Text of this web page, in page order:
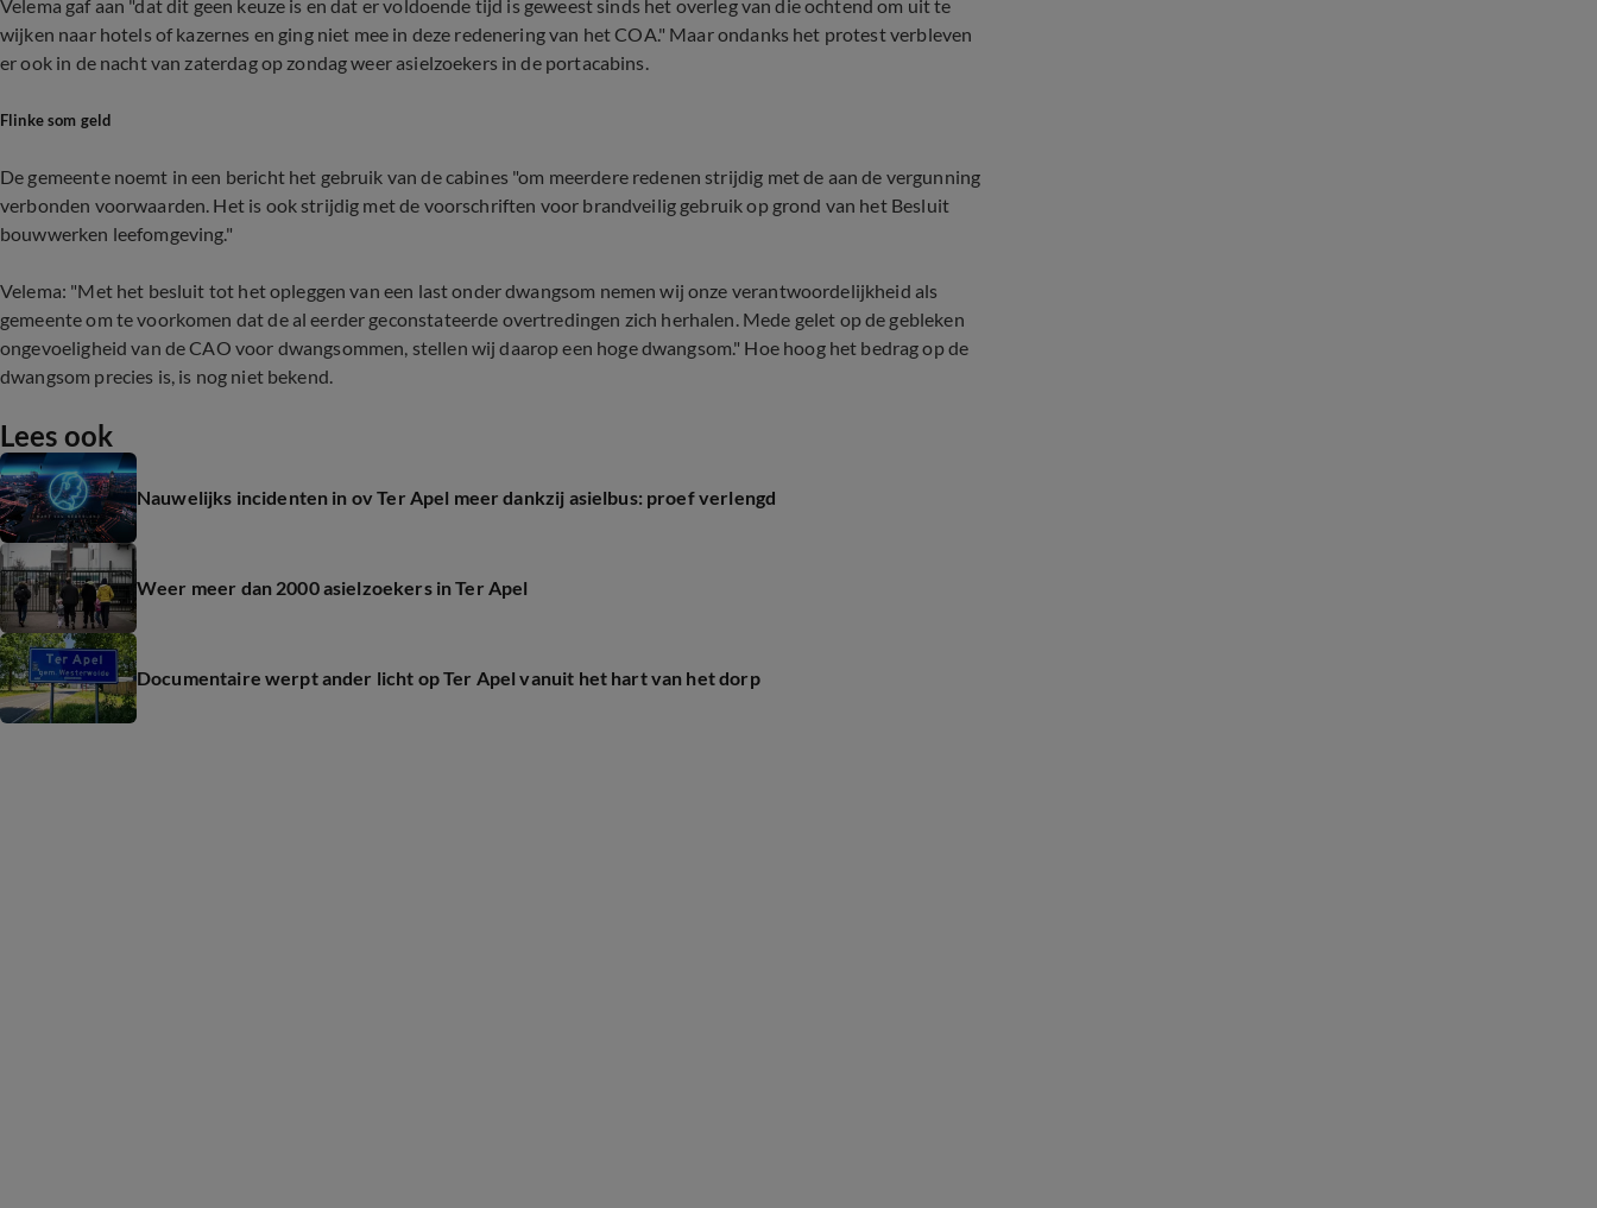
Velema gaf aan "dat dit geen keuze is en dat er voldoende tijd is geweest sinds het overleg van die ochtend om uit te
wijken naar hotels of kazernes en ging niet mee in deze redenering van het COA." Maar ondanks het protest verbleven
er ook in de nacht van zaterdag op zondag weer asielzoekers in de portacabins.
Flinke som geld
De gemeente noemt in een bericht het gebruik van de cabines "om meerdere redenen strijdig met de aan de vergunning
verbonden voorwaarden. Het is ook strijdig met de voorschriften voor brandveilig gebruik op grond van het Besluit
bouwwerken leefomgeving."
Velema: "Met het besluit tot het opleggen van een last onder dwangsom nemen wij onze verantwoordelijkheid als
gemeente om te voorkomen dat de al eerder geconstateerde overtredingen zich herhalen. Mede gelet op de gebleken
ongevoeligheid van de CAO voor dwangsommen, stellen wij daarop een hoge dwangsom." Hoe hoog het bedrag op de
dwangsom precies is, is nog niet bekend.
Lees ook
Nauwelijks incidenten in ov Ter Apel meer dankzij asielbus: proef verlengd
Weer meer dan 2000 asielzoekers in Ter Apel
Documentaire werpt ander licht op Ter Apel vanuit het hart van het dorp